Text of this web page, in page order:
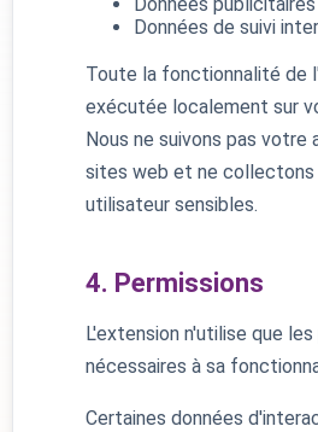
Données de suivi
Toute la fonctionnalité de
exécutée localement sur
Nous ne suivons pas votre
sites web et ne collectons
utilisateur sensibles.
4. Permissions
L'extension n'utilise que
nécessaires à sa
Certaines données